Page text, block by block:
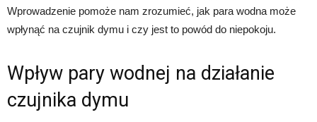
Wprowadzenie pomoże nam zrozumieć, jak para wodna może
wpłynąć na czujnik dymu i czy jest to powód do niepokoju.
Wpływ pary wodnej na działanie
czujnika dymu